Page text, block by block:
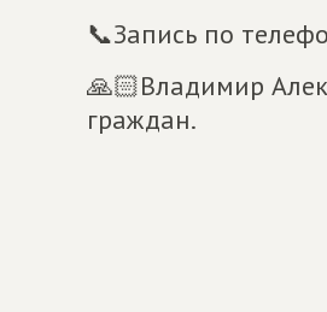
📞Запись по
🙏🏻Владимир
граждан.